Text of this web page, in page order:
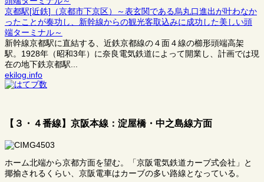
京都駅[近鉄]（京都市下京区）～表玄関である烏丸口進出が叶わなか
ったことが奏功し、新幹線からの観光客取込みに成功した美しい頭
端ターミナル～
新幹線京都駅に直結する、近鉄京都線の４面４線の櫛形頭端高架
駅。1928年（昭和3年）に奈良電気鉄道によって開業し、計画では現
在の地下鉄京都駅...
ekilog.info
【３・４番線】京阪本線：淀屋橋・中之島線方面
ホーム北端から京都方面を望む。「京阪電気鉄道カーブ式会社」と
揶揄されるくらい、京阪電車はカーブの多い路線となっている。